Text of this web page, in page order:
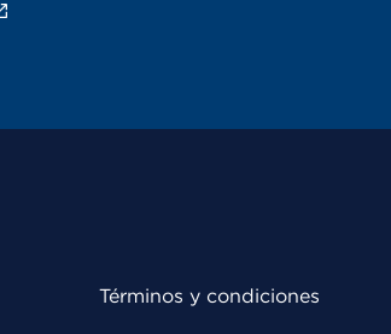
Términos y condiciones